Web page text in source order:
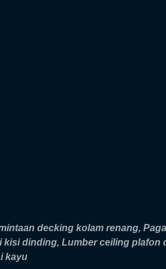
decking kolam renang,
kisi dinding, Lumber ceiling plafon
kayu